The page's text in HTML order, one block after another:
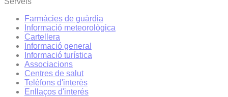
Farmàcies de guàrdia
Informació meteorològica
Cartellera
Informació general
Informació turística
Associacions
Centres de salut
Telèfons d'interès
Enllaços d'interés